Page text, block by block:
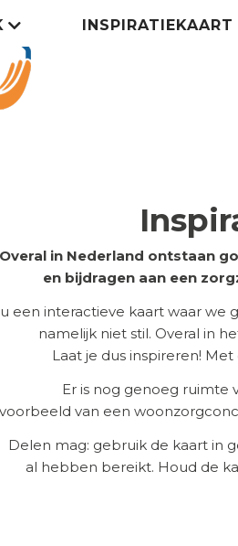
INSPIRATIEKAART
Overal in Nederland ontstaan
en bijdragen aan een
een interactieve kaart waar we
namelijk niet stil. Overal in
Laat je dus inspireren!
Er is nog genoeg ruimte
van een
Delen mag: gebruik de kaart in
al hebben bereikt. Houd de